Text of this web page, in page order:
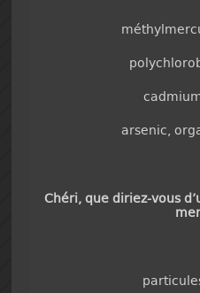
arsenic,
Chéri, que diriez-vous